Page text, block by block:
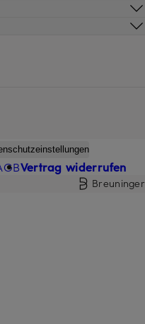
Vertrag widerrufen
Breuninger